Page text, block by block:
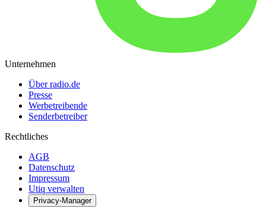
Unternehmen
Über radio.de
Presse
Werbetreibende
Senderbetreiber
Rechtliches
AGB
Datenschutz
Impressum
Utiq verwalten
Privacy-Manager